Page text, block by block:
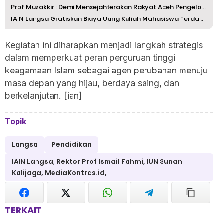
Prof Muzakkir : Demi Mensejahterakan Rakyat Aceh Pengelol...
IAIN Langsa Gratiskan Biaya Uang Kuliah Mahasiswa Terdamp...
Kegiatan ini diharapkan menjadi langkah strategis
dalam memperkuat peran perguruan tinggi
keagamaan Islam sebagai agen perubahan menuju
masa depan yang hijau, berdaya saing, dan
berkelanjutan. [ian]
Topik
Langsa
Pendidikan
IAIN Langsa, Rektor Prof Ismail Fahmi, IUN Sunan
Kalijaga, MediaKontras.id,
TERKAIT